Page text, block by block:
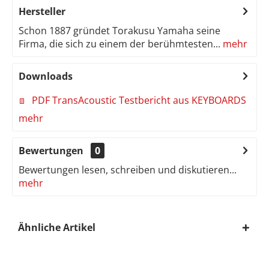
Hersteller
Schon 1887 gründet Torakusu Yamaha seine
Firma, die sich zu einem der berühmtesten... mehr
Downloads
PDF TransAcoustic Testbericht aus KEYBOARDS
mehr
Bewertungen
0
Bewertungen lesen, schreiben und diskutieren...
mehr
Ähnliche Artikel